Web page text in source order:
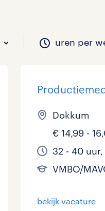
uren per
je werken?
Beveiliging 0
Chauffeurs 0
Financieel
Geen 3
LBO, MAVO,
Master
je werken?
9 - 16 uur 0
33 - 36 uur 0
zou jij
Tijdelijk 3
Dokkum
€ 14,99 -
32 - 40
VMBO/
bekijk vacature